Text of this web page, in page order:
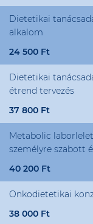
Dietetikai
alkalom
24 500 Ft
Dietetikai
étrend tervezés
37 800 Ft
Metabolic
személyre szabott
40 200 Ft
Onkodietetikai
38 000 Ft